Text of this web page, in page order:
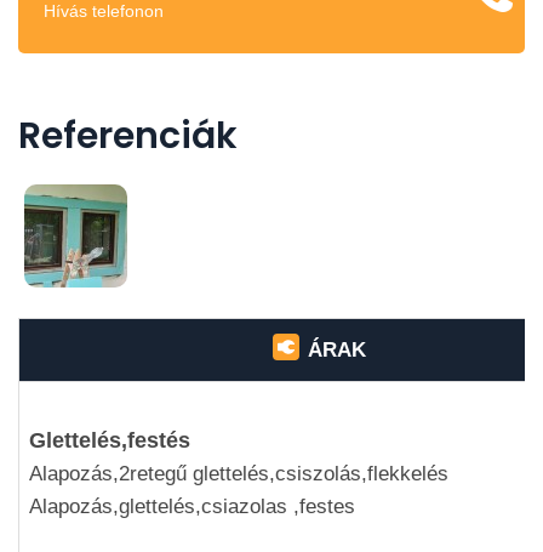
Hívás telefonon
Referenciák
ÁRAK
Glettelés,festés
Alapozás,2retegű glettelés,csiszolás,flekkelés
Alapozás,glettelés,csiazolas ,festes